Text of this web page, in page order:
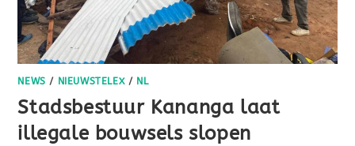
NEWS / NIEUWSTELEX/ NL
Stadsbestuur Kananga laat
illegale bouwsels slopen